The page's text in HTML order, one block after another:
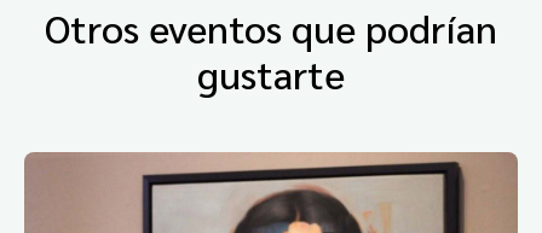
Otros eventos que podrían
gustarte